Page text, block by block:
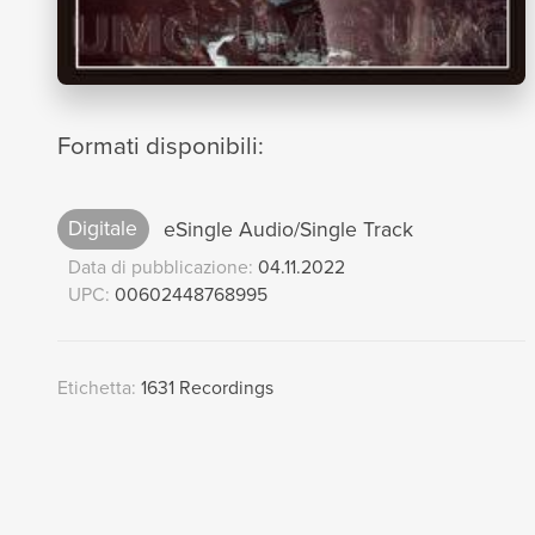
Formati disponibili:
Digitale eSingle Audio/Single Track
Data di pubblicazione: 04.11.2022
UPC: 00602448768995
Etichetta: 1631 Recordings